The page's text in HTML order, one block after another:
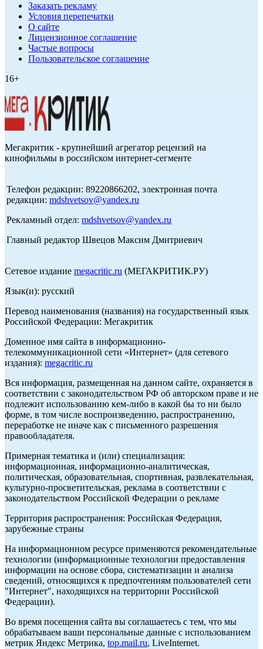
Заказать рекламу
Условия перепечатки
О сайте
Лицензионное соглашение
Частые вопросы
Пользовательское соглашение
16+
Мегакритик - крупнейший агрегатор рецензий на
кинофильмы в российском интернет-сегменте
Телефон редакции: 89220866202, электронная почта
редакции: mdshvetsov@yandex.ru
Рекламный отдел: mdshvetsov@yandex.ru
Главный редактор Швецов Максим Дмитриевич
Сетевое издание megacritic.ru (МЕГАКРИТИК.РУ)
Язык(и): русский
Перевод наименования (названия) на государственный язык
Российской Федерации: Мегакритик
Доменное имя сайта в информационно-
телекоммуникационной сети «Интернет» (для сетевого
издания): megacritic.ru
Вся информация, размещенная на данном сайте, охраняется в
соответствии с законодательством РФ об авторском праве и не
подлежит использованию кем-либо в какой бы то ни было
форме, в том числе воспроизведению, распространению,
переработке не иначе как с письменного разрешения
правообладателя.
Примерная тематика и (или) специализация:
информационная, информационно-аналитическая,
политическая, образовательная, спортивная, развлекательная,
культурно-просветительская, реклама в соответствии с
законодательством Российской Федерации о рекламе
Территория распространения: Российская Федерация,
зарубежные страны
На информационном ресурсе применяются рекомендательные
технологии (информационные технологии предоставления
информации на основе сбора, систематизации и анализа
сведений, относящихся к предпочтениям пользователей сети
"Интернет", находящихся на территории Российской
Федерации).
Во время посещения сайта вы соглашаетесь с тем, что мы
обрабатываем ваши персональные данные с использованием
метрик Яндекс Метрика, top.mail.ru, LiveInternet.